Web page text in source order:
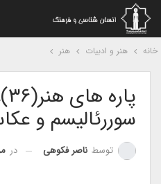
هنر و ادبیات هنر
سوررئالیسم و
توسطناصر فکوهی درمرداد